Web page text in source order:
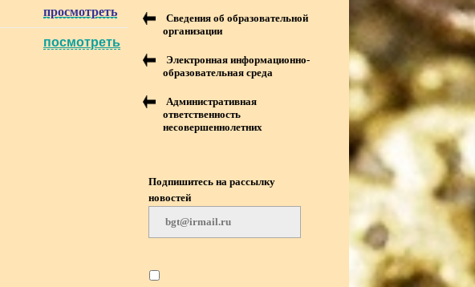
просмотреть
посмотреть
Сведения об образовательной
организации
Электронная информационно-
образовательная среда
Административная
ответственность
несовершеннолетних
Подпишитесь на рассылку
новостей